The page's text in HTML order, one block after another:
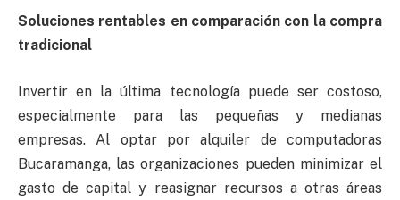
Soluciones rentables en comparación con la compra
tradicional
Invertir en la última tecnología puede ser costoso,
especialmente para las pequeñas y medianas
empresas. Al optar por alquiler de computadoras
Bucaramanga, las organizaciones pueden minimizar el
gasto de capital y reasignar recursos a otras áreas